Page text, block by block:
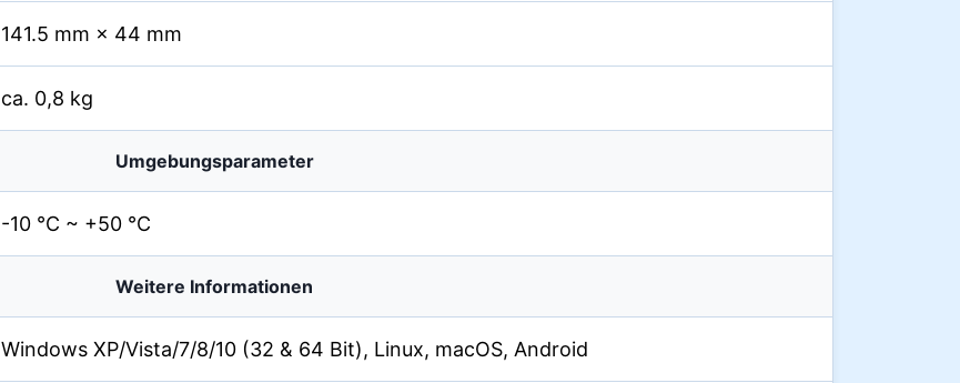
141.5 mm × 44 mm
ca. 0,8 kg
Umgebungsparameter
-10 °C ~ +50 °C
Weitere Informationen
Windows XP/Vista/7/8/10 (32 & 64 Bit), Linux, macOS, Android